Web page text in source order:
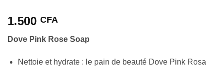
1.500 CFA
Dove Pink Rose Soap
Nettoie et hydrate : le pain de beauté Dove Pink Rosa